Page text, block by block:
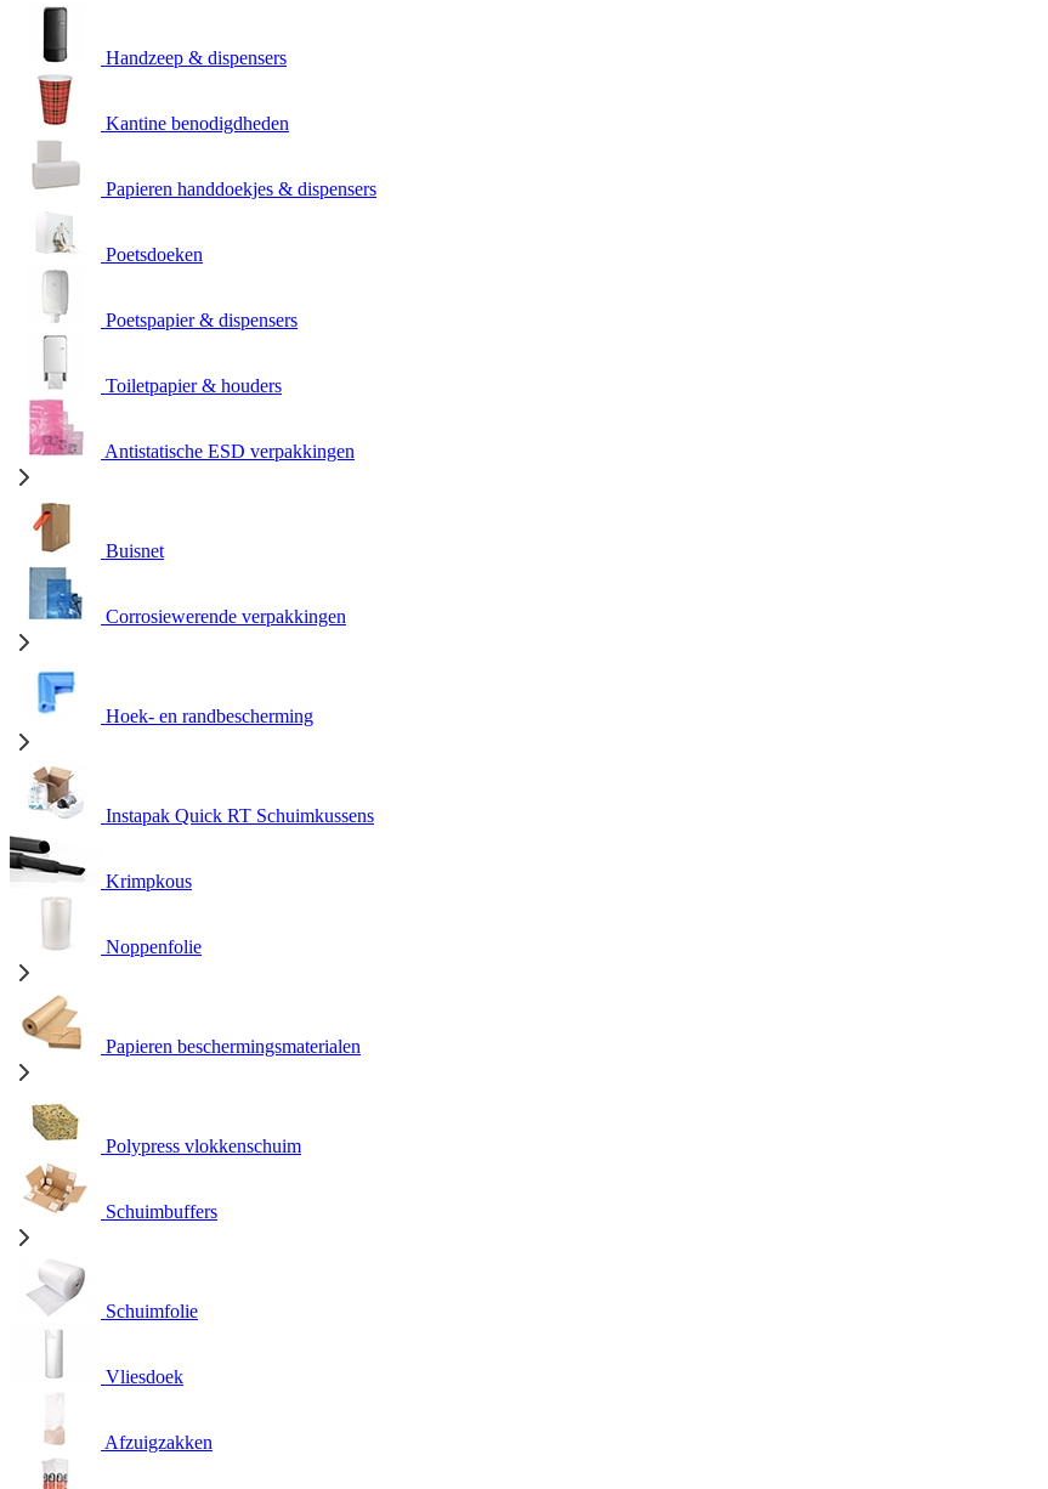
Handzeep & dispensers
Kantine benodigdheden
Papieren handdoekjes & dispensers
Poetsdoeken
Poetspapier & dispensers
Toiletpapier & houders
Antistatische ESD verpakkingen
Buisnet
Corrosiewerende verpakkingen
Hoek- en randbescherming
Instapak Quick RT Schuimkussens
Krimpkous
Noppenfolie
Papieren beschermingsmaterialen
Polypress vlokkenschuim
Schuimbuffers
Schuimfolie
Vliesdoek
Afzuigzakken